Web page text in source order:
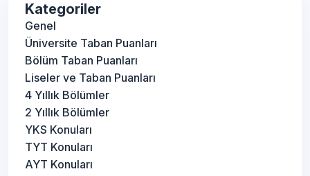
Kategoriler
Genel
Üniversite Taban Puanları
Bölüm Taban Puanları
Liseler ve Taban Puanları
4 Yıllık Bölümler
2 Yıllık Bölümler
YKS Konuları
TYT Konuları
AYT Konuları